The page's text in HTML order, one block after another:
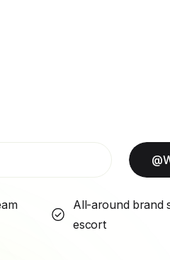
All-around brand
escort